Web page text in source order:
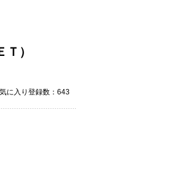
）
に入り登録数：643